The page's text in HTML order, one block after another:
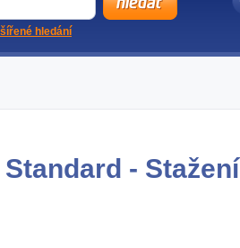
- Stažení
hledání